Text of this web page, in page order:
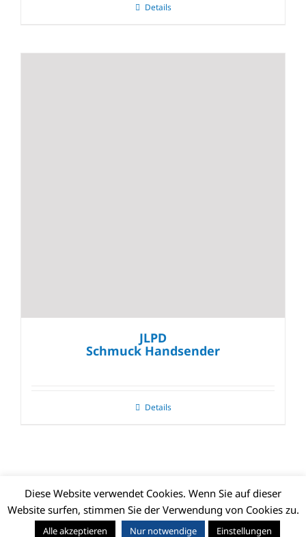
Details
JLPD
Schmuck Handsender
Details
© CLIMAX DEUTSCHLAND GMBH | Alle Rechte vorbehalten |
Diese Website verwendet Cookies. Wenn Sie auf dieser
Website surfen, stimmen Sie der Verwendung von Cookies zu.
Alle akzeptieren Nur notwendige Einstellungen